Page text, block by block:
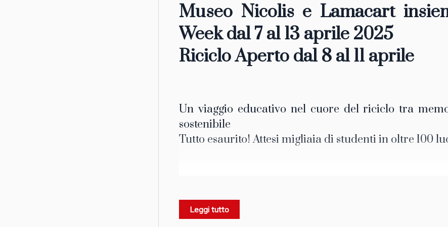
Museo Nicolis e Lamacart
Week dal 7 al 13 aprile 2025
Riciclo Aperto dal 8 al 11 aprile
Un viaggio educativo nel cuore del riciclo tra
sostenibile
Tutto esaurito! Attesi migliaia di studenti in oltre 100
L'11 aprile, in occasione della V edizione della
Leggi tutto